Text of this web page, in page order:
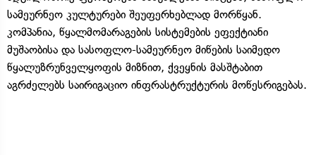
სამეურნეო კულტურები შეუფერხებლად მორწყან.
კომპანია, წყალმომარაგების სისტემების ეფექტიანი
მუშაობისა და სასოფლო-სამეურნეო მიწების საიმედო
წყალუზრუნველყოფის მიზნით, ქვეყნის მასშტაბით
აგრძელებს საირიგაციო ინფრასტრუქტურის მოწესრიგებას.